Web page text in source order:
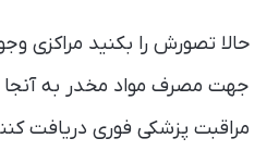
حالا تصورش را بکنید مراکزی
جهت مصرف مواد مخدر به آنجا
مراقبت پزشکی فوری دریافت